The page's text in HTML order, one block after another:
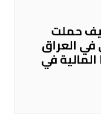
20 أوروبا 2026 كيف حملت
العراق
في